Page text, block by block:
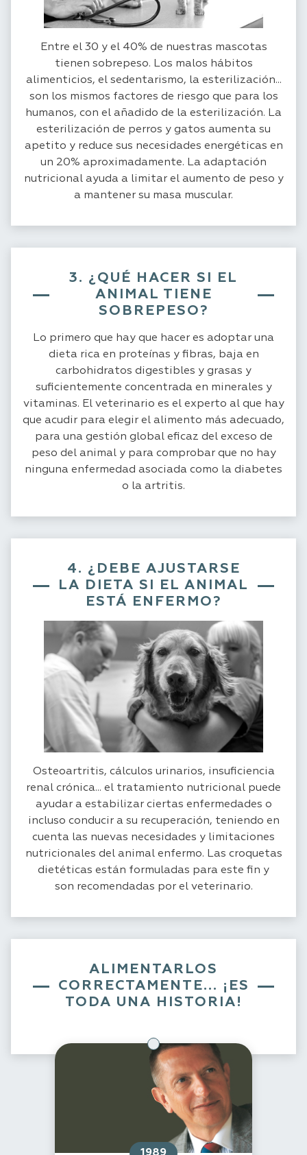
Entre el 30 y el 40% de nuestras mascotas
tienen sobrepeso. Los malos hábitos
alimenticios, el sedentarismo, la esterilización...
son los mismos factores de riesgo que para los
humanos, con el añadido de la esterilización. La
esterilización de perros y gatos aumenta su
apetito y reduce sus necesidades energéticas en
un 20% aproximadamente. La adaptación
nutricional ayuda a limitar el aumento de peso y
a mantener su masa muscular.
3. ¿QUÉ HACER SI EL
ANIMAL TIENE
SOBREPESO?
Lo primero que hay que hacer es adoptar una
dieta rica en proteínas y fibras, baja en
carbohidratos digestibles y grasas y
suficientemente concentrada en minerales y
vitaminas. El veterinario es el experto al que hay
que acudir para elegir el alimento más adecuado,
para una gestión global eficaz del exceso de
peso del animal y para comprobar que no hay
ninguna enfermedad asociada como la diabetes
o la artritis.
4. ¿DEBE AJUSTARSE
LA DIETA SI EL ANIMAL
ESTÁ ENFERMO?
Osteoartritis, cálculos urinarios, insuficiencia
renal crónica... el tratamiento nutricional puede
ayudar a estabilizar ciertas enfermedades o
incluso conducir a su recuperación, teniendo en
cuenta las nuevas necesidades y limitaciones
nutricionales del animal enfermo. Las croquetas
dietéticas están formuladas para este fin y
son recomendadas por el veterinario.
ALIMENTARLOS
CORRECTAMENTE... ¡ES
TODA UNA HISTORIA!